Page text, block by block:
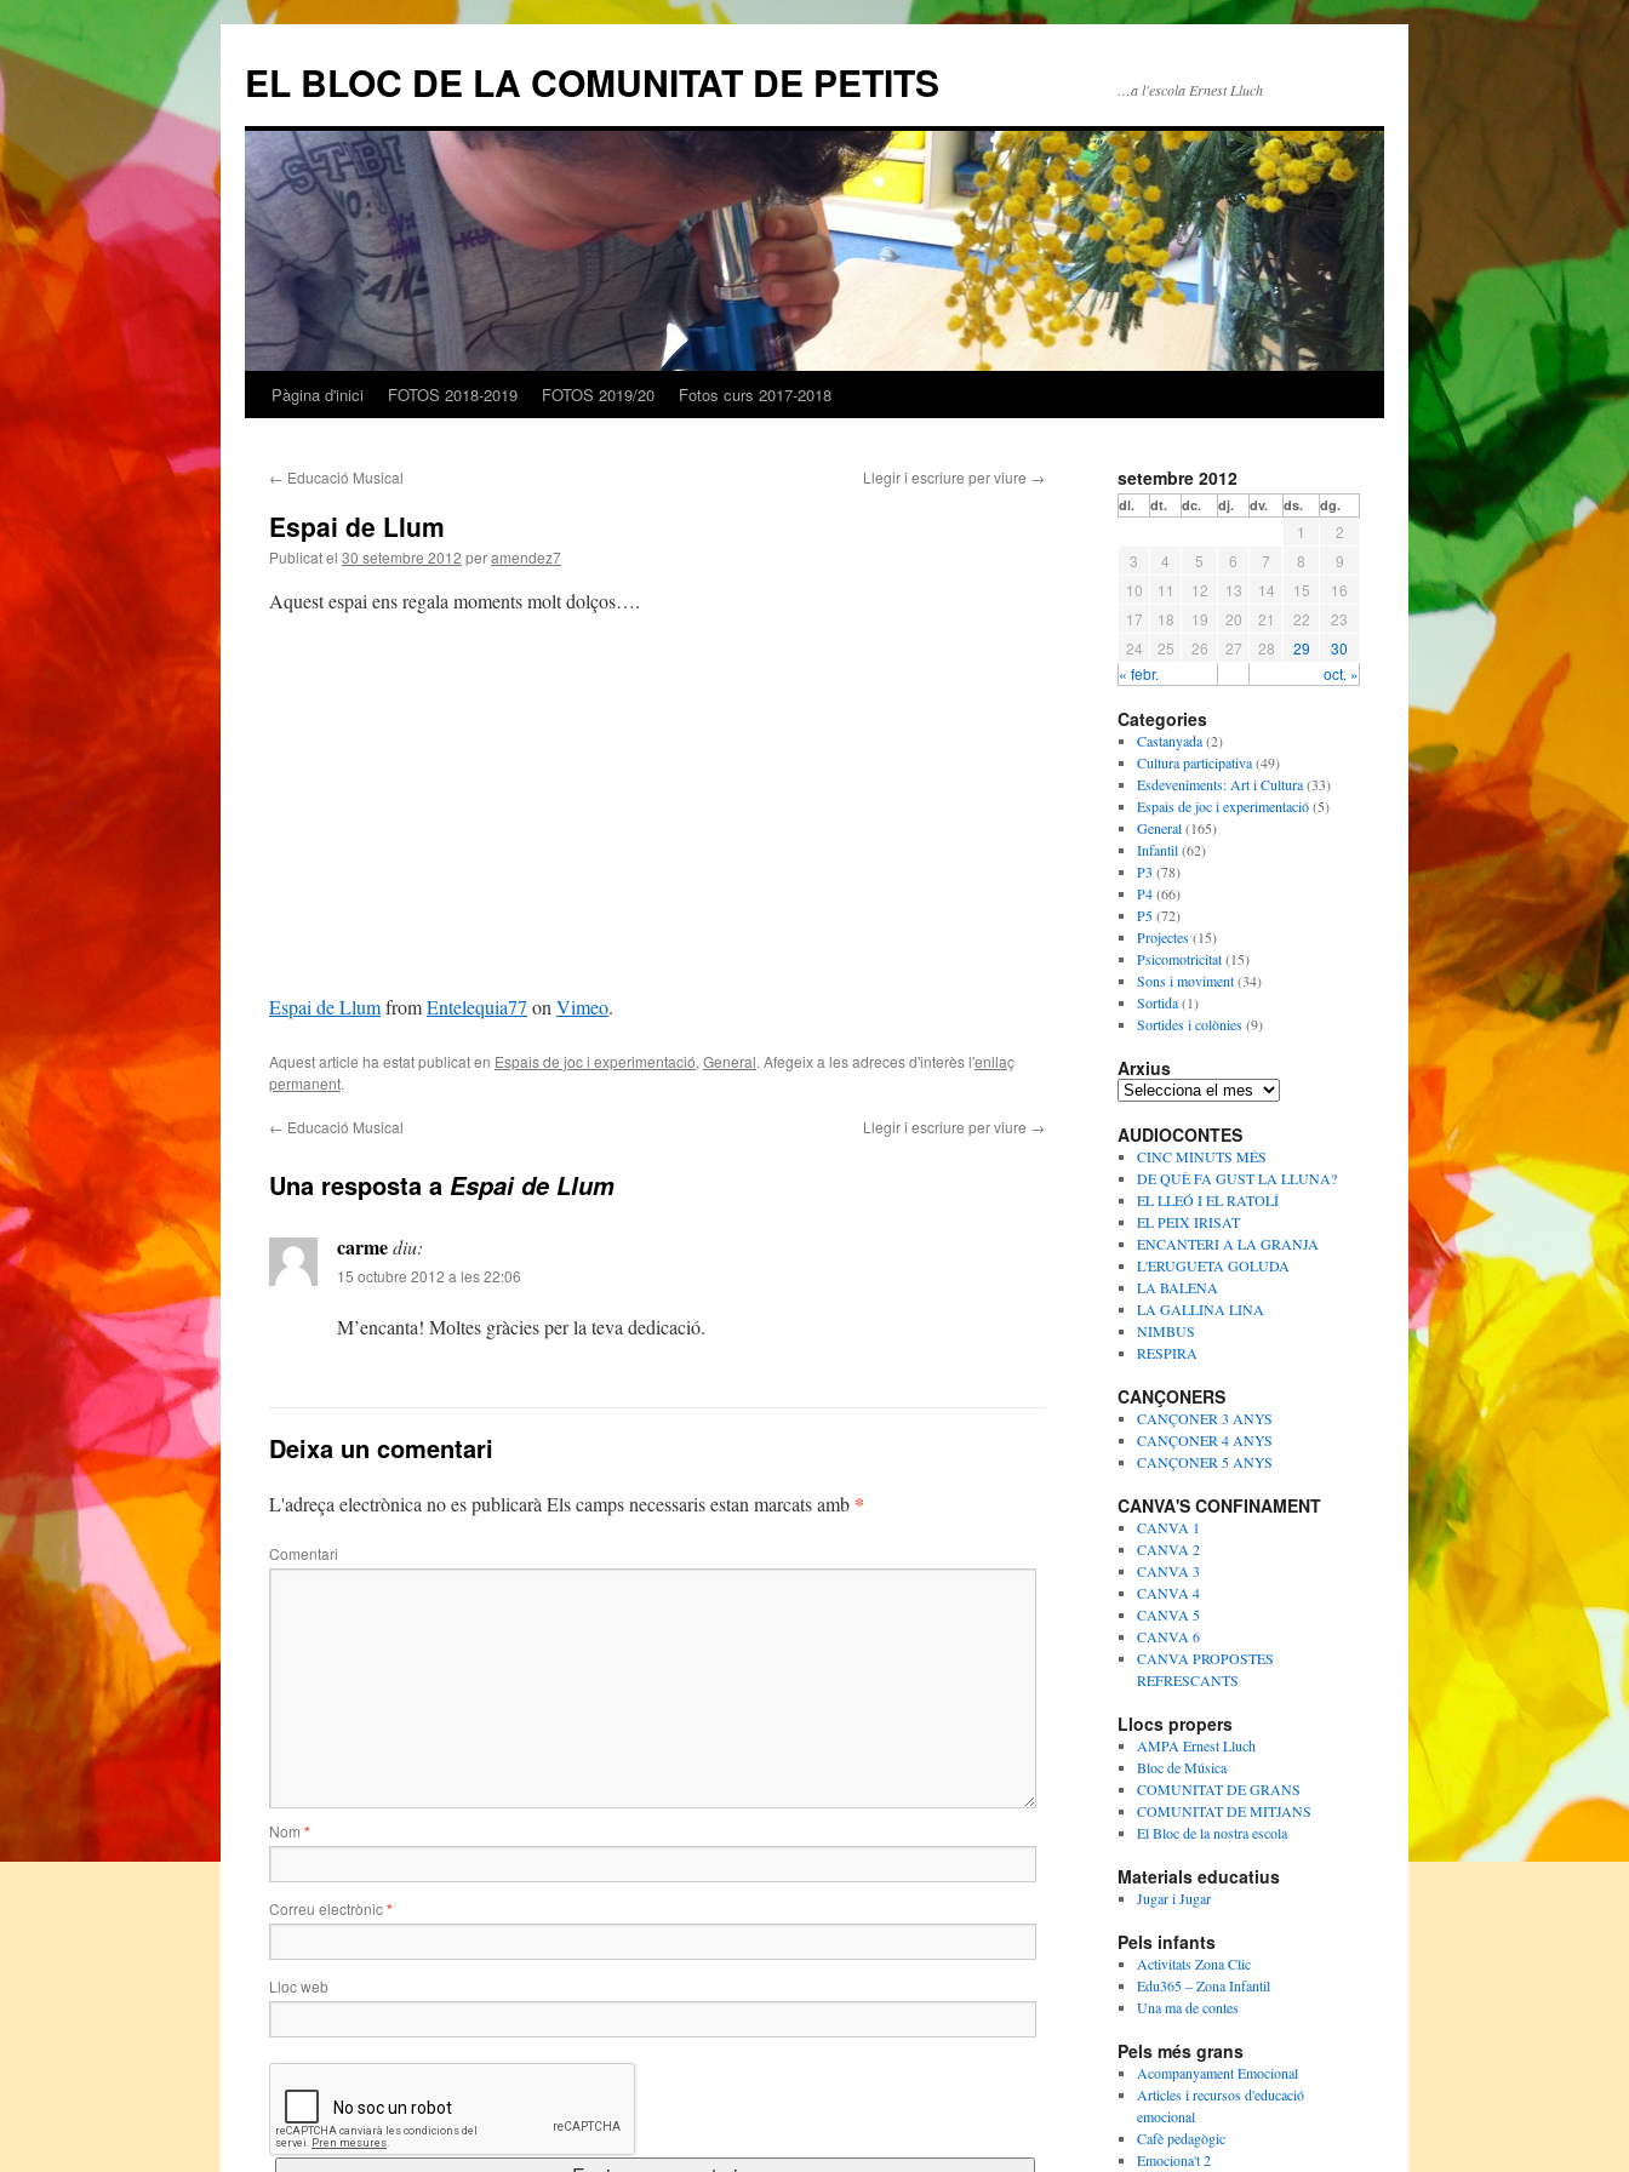
EL BLOC DE LA COMUNITAT DE PETITS …a l'escola Ernest Lluch
Vés
contingut
Pàgina d'inici FOTOS 2018-2019 FOTOS 2019/20 Fotos curs 2017-2018
← Educació Musical Llegir i escriure per viure →
Espai de Llum
Publicat el 30 setembre 2012 peramendez7
Aquest espai ens regala moments molt dolços….
Espai de LlumfromEntelequia77 on Vimeo.
Aquest article ha estat publicat en Espais de joc i experimentació, General. Afegeix a les adreces d'interès l'enllaç
permanent.
← Educació Musical Llegir i escriure per viure →
Una resposta a Espai de Llum
carmediu:
15 octubre 2012 a les 22:06
M’encanta! Moltes gràcies per la teva dedicació.
Deixa un comentari
L'adreça electrònica no es publicarà Els camps necessaris estan marcats amb *
Comentari
Nom *
Correu electrònic*
Lloc web
setembre 2012
dl. dt. dc. dj. dv. ds. dg.
« febr. oct. »
1
2
3
4 5 6 7 8
9
10
11 12 13 14 15
16
17
18 19 20 21 22
23
24
25 26 27 28 29 30
Categories
Castanyada(2)
Cultura participativa(49)
Esdeveniments: Art i Cultura(33)
Espais de joc i experimentació(5)
General(165)
Infantil(62)
P3 (78)
P4(66)
P5(72)
Projectes(15)
Psicomotricitat(15)
Sons i moviment(34)
Sortida(1)
Sortides i colònies(9)
Arxius
A
x
i
u
s
AUDIOCONTES
CINC MINUTS MÉS
DE QUÈ FA GUST LA LLUNA?
EL LLEÓ I EL RATOLÍ
EL PEIX IRISAT
ENCANTERI A LA GRANJA
L'ERUGUETA GOLUDA
LA BALENA
LA GALLINA LINA
NIMBUS
RESPIRA
CANÇONERS
CANÇONER 3 ANYS
CANÇONER 4 ANYS
CANÇONER 5 ANYS
CANVA'S CONFINAMENT
CANVA 1
CANVA 2
CANVA 3
CANVA 4
CANVA 5
CANVA 6
CANVA PROPOSTES
REFRESCANTS
Llocs propers
AMPA Ernest Lluch
Bloc de Música
COMUNITAT DE GRANS
COMUNITAT DE MITJANS
El Bloc de la nostra escola
Materials educatius
Jugar i Jugar
Pels infants
Activitats Zona Clic
Edu365 – Zona Infantil
Una ma de contes
Pels més grans
Acompanyament Emocional
Articles i recursos d'educació
emocional
Cafè pedagògic
Emociona't 2